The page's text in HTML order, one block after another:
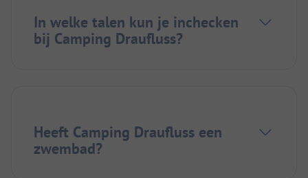
In welke talen kun je inchecken
bij Camping Draufluss?
Heeft Camping Draufluss een
zwembad?